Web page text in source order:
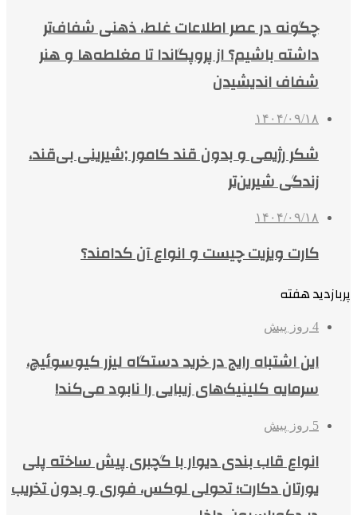
چگونه در عصر اطلاعات غلط، ذهنی شفاف‌تر
داشته باشیم؟ از پروپگاندا تا مغلطه‌ها و هنر
شفاف اندیشیدن
۱۴۰۴/۰۹/۱۸
شکر رژیمی و بدون قند کامور ;شیرینی بی‌قند،
زندگی شیرین‌تر
۱۴۰۴/۰۹/۱۸
کارت ویزیت چیست و انواع آن کدامند؟
پربازدید هفته
4 روز پیش
این اشتباه رایج در خرید دستگاه لیزر کیوسوئیچ،
سرمایه کلینیک‌های زیبایی را نابود می‌کند!
5 روز پیش
انواع قاب بندی دیوار با گچبری پیش ساخته پلی
یورتان دکارت؛ تحولی لوکس، فوری و بدون تخریب